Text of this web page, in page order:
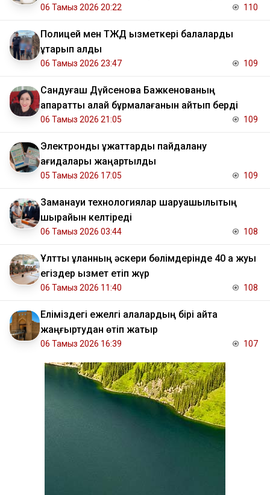
06 Тамыз 2026 20:22 110
Полицей мен ТЖД қызметкері балаларды
құтқарып қалды
06 Тамыз 2026 23:47 109
Сандуғаш Дүйсенова Бажкенованың
ақпаратты қалай бұрмалағанын айтып берді
06 Тамыз 2026 21:05 109
Электрондық құжаттарды пайдалану
қағидалары жаңартылды
05 Тамыз 2026 17:05 109
Заманауи технологиялар шаруашылықтың
шырайын келтіреді
06 Тамыз 2026 03:44 108
Ұлттық ұланның әскери бөлімдерінде 40 қа жуық
егіздер қызмет етіп жүр
06 Тамыз 2026 11:40 108
Еліміздегі ежелгі қалалардың бірі қайта
жаңғыртудан өтіп жатыр
06 Тамыз 2026 16:39 107